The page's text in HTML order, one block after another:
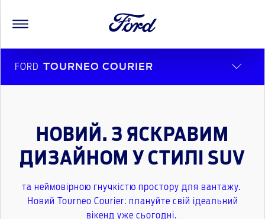
FORD TOURNEO COURIER
НОВИЙ. З ЯСКРАВИМ
ДИЗАЙНОМ У СТИЛІ SUV
та неймовірною гнучкістю простору для вантажу.
Новий Tourneo Courier: плануйте свій ідеальний
вікенд уже сьогодні.